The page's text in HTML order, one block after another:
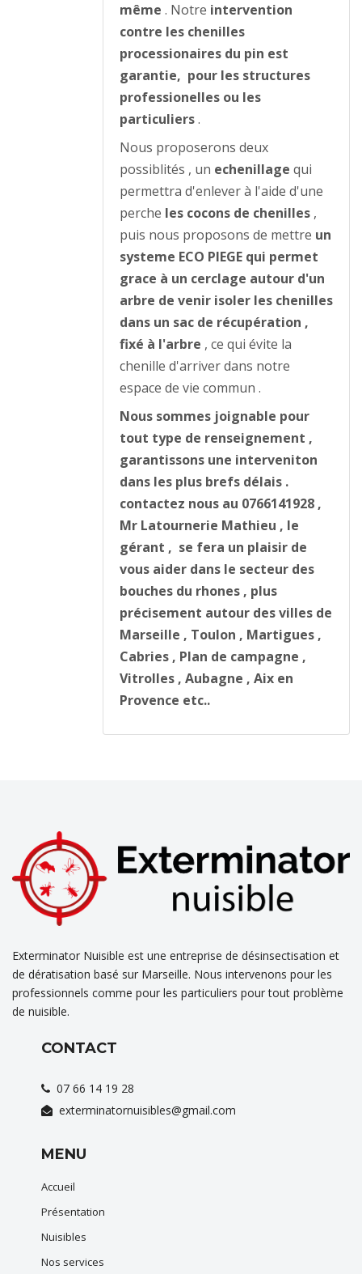
même . Notre intervention
contre les chenilles
processionaires du pin est
garantie, pour les structures
professionelles ou les
particuliers.
Nous proposerons deux
possiblités , un echenillage qui
permettra d'enlever à l'aide d'une
perche les cocons de chenilles ,
puis nous proposons de mettre un
systeme ECO PIEGE qui permet
grace à un cerclage autour d'un
arbre de venir isoler les chenilles
dans un sac de récupération ,
fixé à l'arbre , ce qui évite la
chenille d'arriver dans notre
espace de vie commun .
Nous sommes joignable pour
tout type de renseignement ,
garantissons une interveniton
dans les plus brefs délais .
contactez nous au 0766141928 ,
Mr Latournerie Mathieu , le
gérant , se fera un plaisir de
vous aider dans le secteur des
bouches du rhones , plus
précisement autour des villes de
Marseille , Toulon , Martigues ,
Cabries , Plan de campagne ,
Vitrolles , Aubagne , Aix en
Provence etc..
Exterminator Nuisible est une entreprise de désinsectisation et
de dératisation basé sur Marseille. Nous intervenons pour les
professionnels comme pour les particuliers pour tout problème
de nuisible.
CONTACT
07 66 14 19 28
exterminatornuisibles@gmail.com
MENU
Accueil
Présentation
Nuisibles
Nos services